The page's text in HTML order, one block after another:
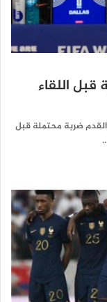
اللقاء
ضربة محتملة قبل